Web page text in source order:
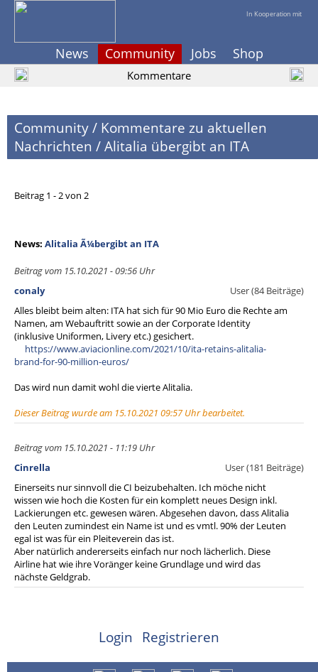
In Kooperation mit
News Community Jobs Shop
Kommentare
Community/ Kommentare zu aktuellen
Nachrichten /Alitalia übergibt an ITA
Beitrag 1 - 2 von 2
News: Alitalia Ã¼bergibt an ITA
Beitrag vom 15.10.2021 - 09:56 Uhr
conaly
User (84 Beiträge)
Alles bleibt beim alten: ITA hat sich für 90 Mio Euro die Rechte am
Namen, am Webauftritt sowie an der Corporate Identity
(inklusive Uniformen, Livery etc.) gesichert.
https://www.aviacionline.com/2021/10/ita-retains-alitalia-
brand-for-90-million-euros/
Das wird nun damit wohl die vierte Alitalia.
Dieser Beitrag wurde am 15.10.2021 09:57 Uhr bearbeitet.
Beitrag vom 15.10.2021 - 11:19 Uhr
Cinrella
User (181 Beiträge)
Einerseits nur sinnvoll die CI beizubehalten. Ich möche nicht
wissen wie hoch die Kosten für ein komplett neues Design inkl.
Lackierungen etc. gewesen wären. Abgesehen davon, dass Alitalia
den Leuten zumindest ein Name ist und es vmtl. 90% der Leuten
egal ist was für ein Pleiteverein das ist.
Aber natürlich andererseits einfach nur noch lächerlich. Diese
Airline hat wie ihre Voränger keine Grundlage und wird das
nächste Geldgrab.
Login Registrieren